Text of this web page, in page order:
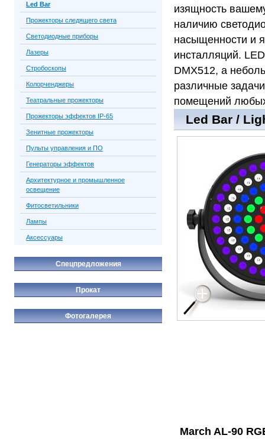
изящность
наличию
насыщенности и
инсталляций.
DMX512, а
различные
помещений
Led Bar /
March AL-90
Led Bar
Прожекторы следящего света
Светодиодные приборы
Лазеры
Стробоскопы
Колорченджеры
Театральные прожекторы
Прожекторы эффектов IP-65
Зенитные прожекторы
Пульты управления и ПО
Генераторы эффектов
Архитектурное и промышленное
освещение
Фитосветильники
Лампы
Аксессуары
Спецпредложения
Прокат
Фотогалерея